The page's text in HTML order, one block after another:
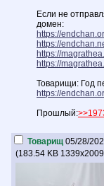
Если не
домен:
https://
https://
https://
https://
Товарищи: Год
https://
Прошлый:
Товарищ 05/28/
(183.54 KB 1339x2009